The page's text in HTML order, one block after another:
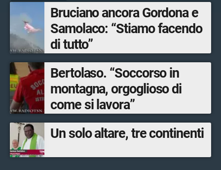
Bruciano ancora Gordona e
Samolaco: “Stiamo facendo
di tutto”
Bertolaso. “Soccorso in
montagna, orgoglioso di
come si lavora”
Un solo altare, tre continenti